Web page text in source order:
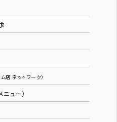
店 ネットワーク）
ュー）